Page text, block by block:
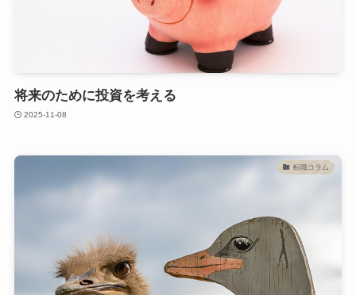
将来のために投資を考える
2025-11-08
転職コラム